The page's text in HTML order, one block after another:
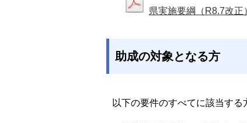
県実施要綱（R8.7改正
助成の対象となる方
以下の要件のすべてに該当する